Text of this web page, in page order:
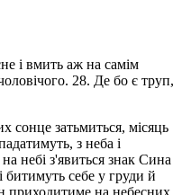
і вмить аж на самім
28. Де бо є труп,
сонце затьмиться, місяць
з неба і
небі з'явиться знак Сина
битимуть себе у груди й
приходитиме на небесних